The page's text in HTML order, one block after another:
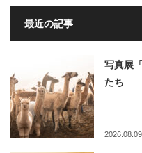
最近の記事
写真展
たち
2026.08.09